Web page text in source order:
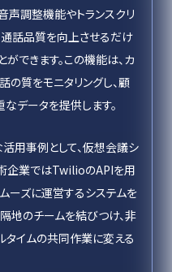
声調整機能やトランスクリ
通話品質を向上させるだけ
できます。この機能は、カ
の質をモニタリングし、顧
データを提供します。
用事例として、仮想会議シ
企業ではTwilioのAPIを用
ーズに運営するシステムを
地のチームを結びつけ、非
タイムの共同作業に変える